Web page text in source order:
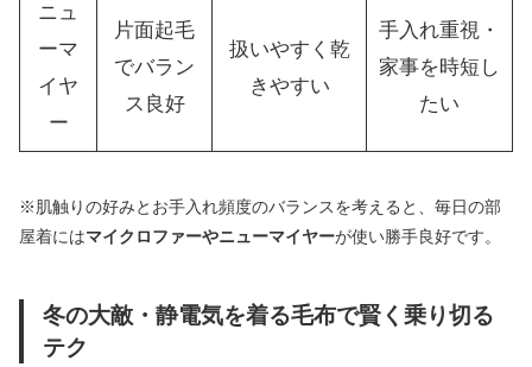
ニュ
ーマ
イヤ
ー
片面起毛
でバラン
ス良好
扱いやすく乾
きやすい
手入れ重視・
家事を時短し
たい
※肌触りの好みとお手入れ頻度のバランスを考えると、毎日の部
屋着にはマイクロファーやニューマイヤーが使い勝手良好です。
冬の大敵・静電気を着る毛布で賢く乗り切る
テク